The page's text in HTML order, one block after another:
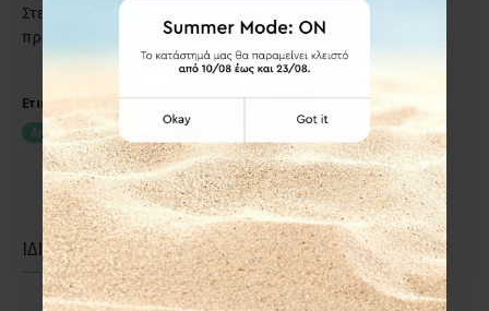
Στεγνό πανί ή σκέτο νερό, αρκούν για να διατηρήσετε το
προϊόν σε άριστη κατάσταση.
Ετικέτες:
Anartisi S19 Φ25 Κουρτινόξυλο Νίκελ Σατινέ με Δέρμα D
ΙΔΙΑΣ ΚΑΤΗΓΟΡΙΑΣ ΙΔΙΑΣ ΕΤΑΙΡΕΙΑΣ